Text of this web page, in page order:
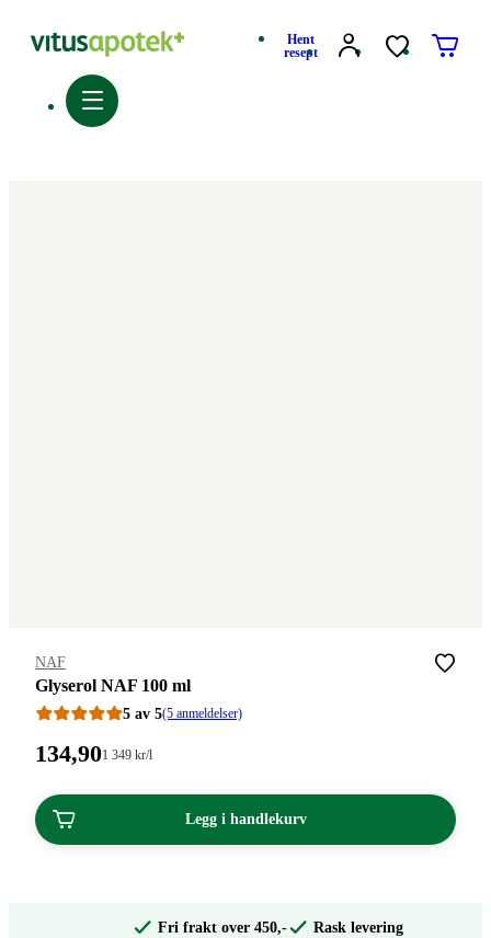
Hent
resept
Merke
NAF
Glyserol NAF 100 ml
5 av 5(5 anmeldelser)
Pris:
kroner.
134,90Stykkpris:
349,00/l
1 349 kr/l
Legg i handlekurv
Fri frakt over 450,- Rask levering